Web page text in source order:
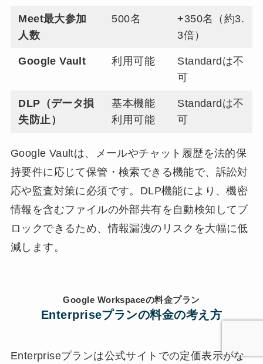
Meet最大参加
人数
500名
+350名（約3.
3倍）
Google Vault 利用可能
Standardは不
可
DLP（データ損
失防止）
基本機能
利用可能
Standardは不
可
Google Vaultは、メールやチャット履歴を法的保
持要件に応じて保管・検索できる機能で、訴訟対
応や監査対策に必須です。DLP機能により、機密
情報を含むファイルの外部共有を自動検知してブ
ロックできるため、情報漏洩のリスクを大幅に低
減します。
Google Workspaceの料金プラン
Enterpriseプランの料金の考え方
Enterpriseプランは公式サイトでの定価表示がな